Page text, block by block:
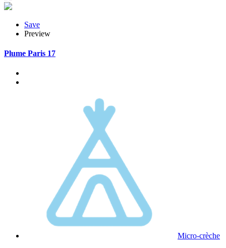
Save
Preview
Plume Paris 17
Micro-crèche